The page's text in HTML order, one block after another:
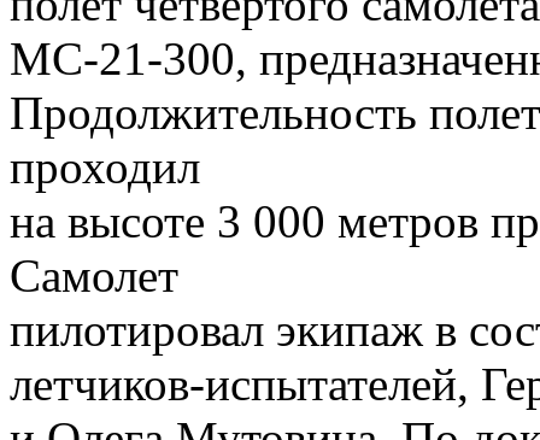
МС‑21-300,
Продолжительность
проходил
на высоте 3 000 метров
Самолет
пилотировал экипаж в
летчиков‑испытателей,